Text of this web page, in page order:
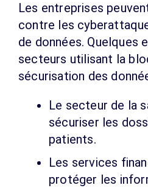
Les entreprises
contre les
de données. Quelques
secteurs utilisant la
sécurisation des
Le secteur de la
sécuriser les
patients.
Les services
protéger les